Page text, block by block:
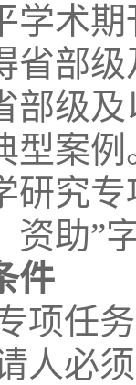
学术
省部
部级
型案
研究
资助”
件
项任
人必